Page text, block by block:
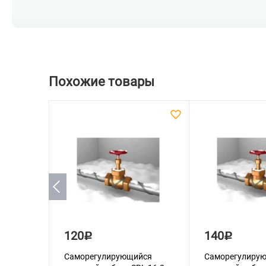
Похожие товары
120Р
Саморегулирующийся
140Р